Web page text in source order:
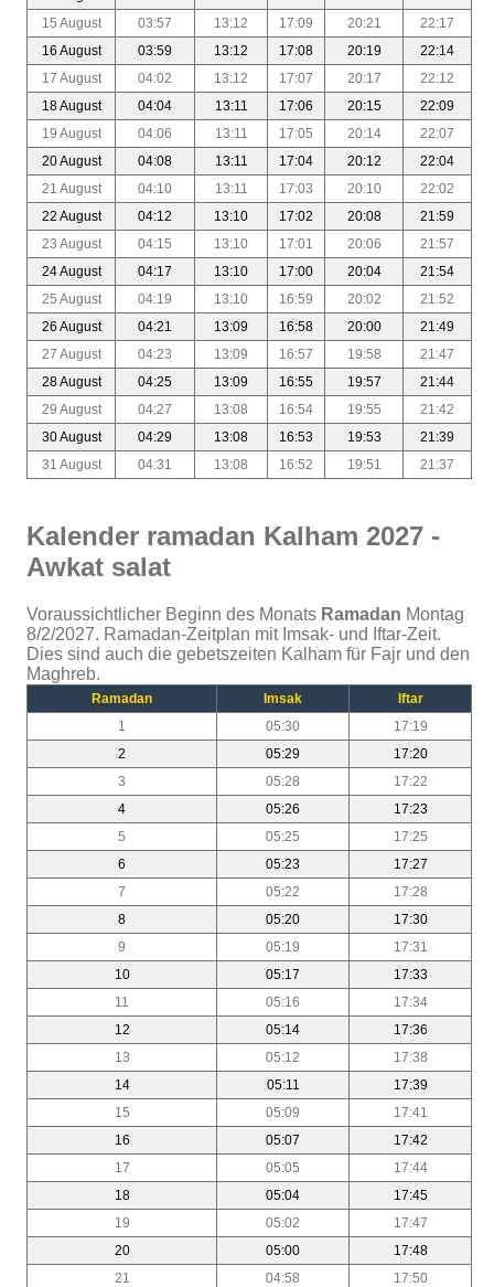
15 August
03:57 13:12 17:09 20:21
22:17
16 August
03:59 13:12 17:08 20:19
22:14
17 August
04:02 13:12 17:07 20:17
22:12
18 August
04:04 13:11 17:06 20:15
22:09
19 August
04:06 13:11 17:05 20:14
22:07
20 August
04:08 13:11 17:04 20:12
22:04
21 August
04:10 13:11 17:03 20:10
22:02
22 August
04:12 13:10 17:02 20:08
21:59
23 August
04:15 13:10 17:01 20:06
21:57
24 August
04:17 13:10 17:00 20:04
21:54
25 August
04:19 13:10 16:59 20:02
21:52
26 August
04:21 13:09 16:58 20:00
21:49
27 August
04:23 13:09 16:57 19:58
21:47
28 August
04:25 13:09 16:55 19:57
21:44
29 August
04:27 13:08 16:54 19:55
21:42
30 August
04:29 13:08 16:53 19:53
21:39
31 August
04:31 13:08 16:52 19:51 21:37
Kalender ramadan Kalham 2027 -
Awkat salat
Voraussichtlicher Beginn des Monats Ramadan Montag
8/2/2027. Ramadan-Zeitplan mit Imsak- und Iftar-Zeit.
Dies sind auch die gebetszeiten Kalham für Fajr und den
Maghreb.
Ramadan Imsak
Iftar
1
05:30
17:19
2
05:29
17:20
3
05:28
17:22
4
05:26
17:23
5
05:25
17:25
6
05:23
17:27
7
05:22
17:28
8
05:20
17:30
9
05:19
17:31
10
05:17
17:33
11
05:16
17:34
12
05:14
17:36
13
05:12
17:38
14
05:11
17:39
15
05:09
17:41
16
05:07
17:42
17
05:05
17:44
18
05:04
17:45
19
05:02
17:47
20
05:00
17:48
21
04:58
17:50